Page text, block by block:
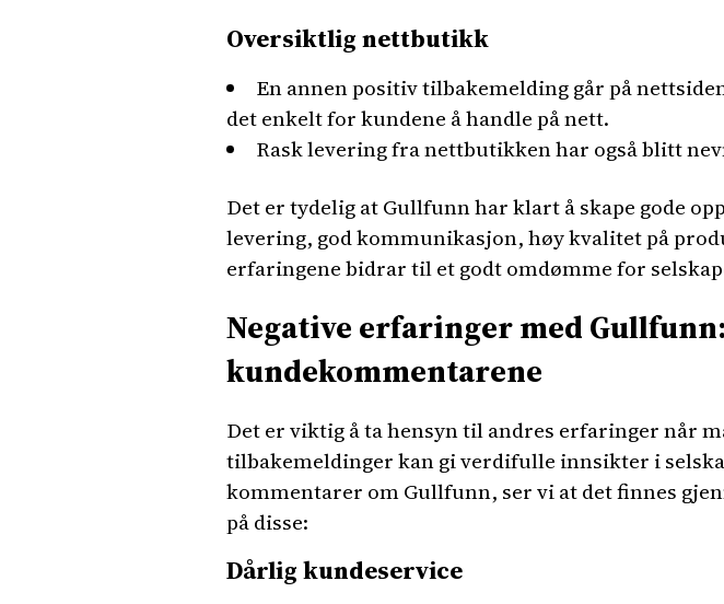
Oversiktlig nettbutikk
En annen positiv tilbakemelding går på
det enkelt for kundene å handle på nett.
Rask levering fra nettbutikken har også blitt
Det er tydelig at Gullfunn har klart å skape gode
levering, god kommunikasjon, høy kvalitet på
erfaringene bidrar til et godt omdømme for
Negative erfaringer med
kundekommentarene
Det er viktig å ta hensyn til andres erfaringer når
tilbakemeldinger kan gi verdifulle innsikter i
kommentarer om Gullfunn, ser vi at det finnes
på disse:
Dårlig kundeservice